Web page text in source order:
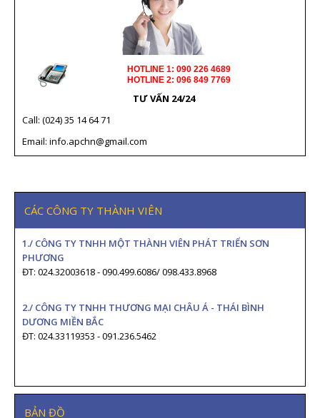
HOTLINE 1: 090 226 4689
HOTLINE 2: 096 849 7769
TƯ VẤN 24/24
Call: (024) 35 14 64 71
Email: info.apchn@gmail.com
CÁC CÔNG TY THÀNH VIÊN
1./ CÔNG TY TNHH MỘT THÀNH VIÊN PHÁT TRIỂN SƠN
PHƯƠNG
ĐT: 024.32003618 - 090.499.6086/ 098.433.8968
2./ CÔNG TY TNHH THƯƠNG MẠI CHÂU Á - THÁI BÌNH
DƯƠNG MIỀN BẮC
ĐT: 024.33119353 - 091.236.5462
BẢN ĐỒ